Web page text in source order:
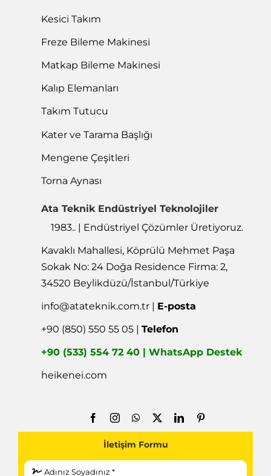
Kesici Takım
Freze Bileme Makinesi
Matkap Bileme Makinesi
Kalıp Elemanları
Takım Tutucu
Kater ve Tarama Başlığı
Mengene Çeşitleri
Torna Aynası
Ata Teknik Endüstriyel Teknolojiler
1983.. | Endüstriyel Çözümler Üretiyoruz.
Kavaklı Mahallesi, Köprülü Mehmet Paşa
Sokak No: 24 Doğa Residence Firma: 2,
34520 Beylikdüzü/İstanbul/Türkiye
info@atateknik.com.tr | E-posta
+90 (850) 550 55 05 |Telefon
+90 (533) 554 72 40 | WhatsApp Destek
heikenei.com
İletişim Formu